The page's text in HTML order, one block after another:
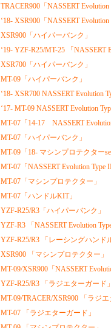
TRACER900「NASSERT
‘18- XSR900「NASSERT
XSR900「ハイパーバンク」
‘19- YZF-R25/MT-25 「
XSR700「ハイパーバンク」
MT-09「ハイパーバンク」
‘18- XSR700 NASSERT Evolution
‘17- MT-09 NASSERT Evolution
MT-07「14-17 NASSERT
MT-07「ハイパーバンク」
MT-09「18- マシンプロテクター
MT-07「NASSERT Evolution
MT-07「マシンプロテクター」
MT-07「ハンドルKIT」
YZF-R25/R3「ハイパーバンク」
YZF-R3 「NASSERT Evolution
YZF-R25/R3 「レーシングハンド
XSR900 「マシンプロテクター」
MT-09/XSR900「NASSERT
YZF-R25/R3 「ラジエターガード
MT-09/TRACER/XSR900 「ラジ
MT-07 「ラジエターガード」